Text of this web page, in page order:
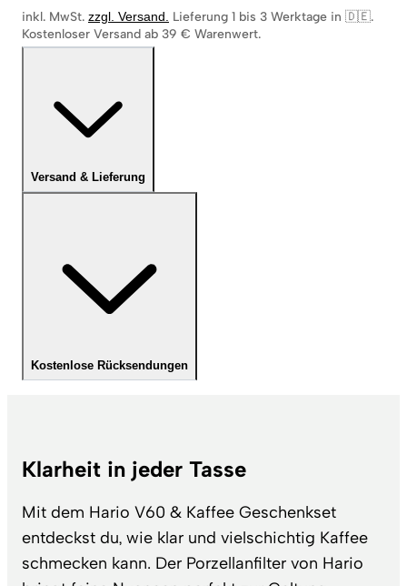
inkl. MwSt. zzgl. Versand. Lieferung 1 bis 3 Werktage in 🇩🇪.
Kostenloser Versand ab 39 € Warenwert.
Versand & Lieferung
Kostenlose Rücksendungen
Klarheit in jeder Tasse
Mit dem Hario V60 & Kaffee Geschenkset
entdeckst du, wie klar und vielschichtig Kaffee
schmecken kann. Der Porzellanfilter von Hario